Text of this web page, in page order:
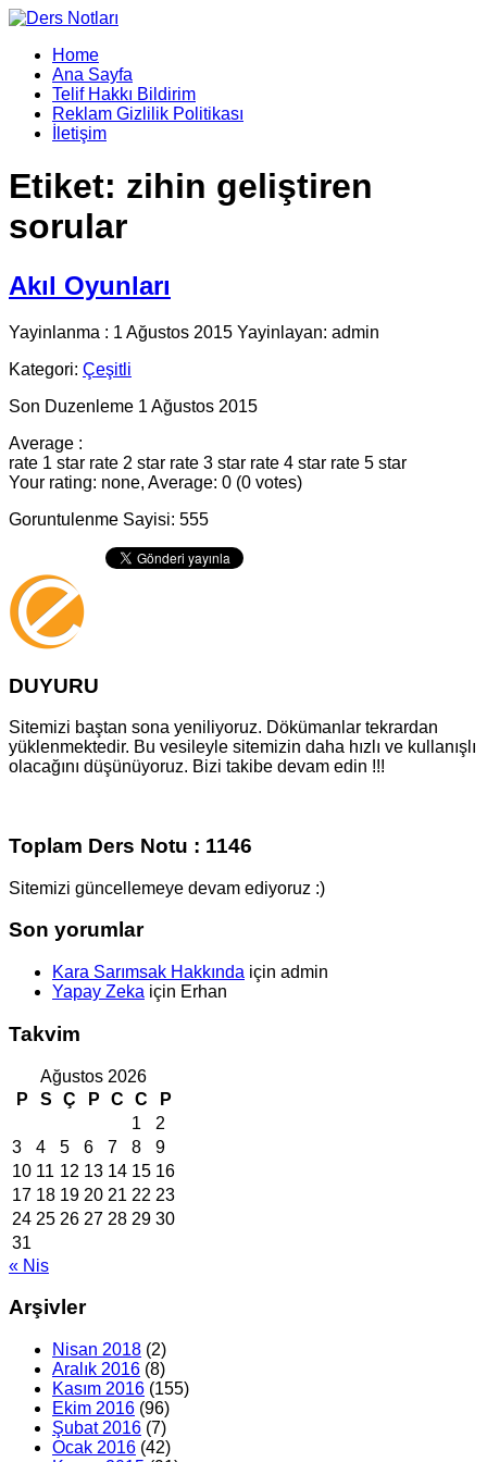
Home
Ana Sayfa
Telif Hakkı Bildirim
Reklam Gizlilik Politikası
İletişim
Etiket: zihin geliştiren
sorular
Akıl Oyunları
Yayinlanma : 1 Ağustos 2015 Yayinlayan: admin
Kategori: Çeşitli
Son Duzenleme 1 Ağustos 2015
Average :
rate 1 star rate 2 star rate 3 star rate 4 star rate 5 star
Your rating: none, Average: 0 (0 votes)
Goruntulenme Sayisi: 555
DUYURU
Sitemizi baştan sona yeniliyoruz. Dökümanlar tekrardan
yüklenmektedir. Bu vesileyle sitemizin daha hızlı ve kullanışlı
olacağını düşünüyoruz. Bizi takibe devam edin !!!
Toplam Ders Notu : 1146
Sitemizi güncellemeye devam ediyoruz :)
Son yorumlar
Kara Sarımsak Hakkında için admin
Yapay Zeka için Erhan
Takvim
Ağustos 2026
P
S Ç P C C
P
1
2
3
4 5 6 7 8
9
10 11 12 13 14 15 16
17 18 19 20 21 22 23
24 25 26 27 28 29 30
31
« Nis
Arşivler
Nisan 2018 (2)
Aralık 2016 (8)
Kasım 2016 (155)
Ekim 2016 (96)
Şubat 2016 (7)
Ocak 2016 (42)